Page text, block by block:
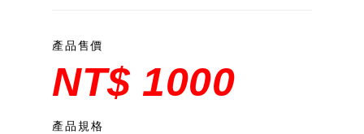
產品售價
NT$ 1000
產品規格